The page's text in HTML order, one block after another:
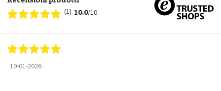
(1) 10.0/10
19-01-2026